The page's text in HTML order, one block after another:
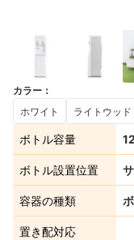
カラー ：
ホワイト
ライトウッド
ボトル容量
ボトル設置位置
容器の種類
置き配対応